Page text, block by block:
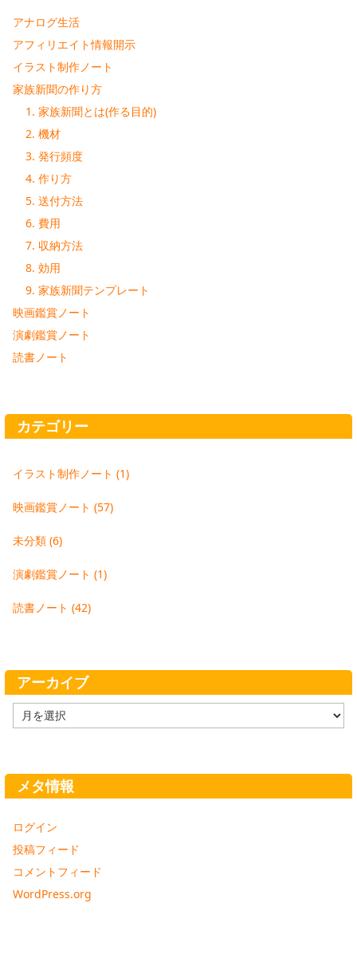
アナログ生活
アフィリエイト情報開示
イラスト制作ノート
家族新聞の作り方
1. 家族新聞とは(作る目的)
2. 機材
3. 発行頻度
4. 作り方
5. 送付方法
6. 費用
7. 収納方法
8. 効用
9. 家族新聞テンプレート
映画鑑賞ノート
演劇鑑賞ノート
読書ノート
カテゴリー
イラスト制作ノート (1)
映画鑑賞ノート (57)
未分類 (6)
演劇鑑賞ノート (1)
読書ノート (42)
アーカイブ
ー
ブ
メタ情報
ログイン
投稿フィード
コメントフィード
WordPress.org